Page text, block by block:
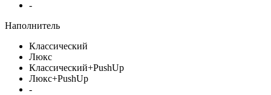
-
Наполнитель
Классический
Люкс
Классический+PushUp
Люкс+PushUp
-